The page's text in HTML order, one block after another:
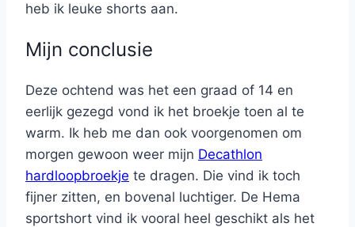
heb ik leuke shorts aan.
Mijn conclusie
Deze ochtend was het een graad of 14 en
eerlijk gezegd vond ik het broekje toen al te
warm. Ik heb me dan ook voorgenomen om
morgen gewoon weer mijn Decathlon
hardloopbroekje te dragen. Die vind ik toch
fijner zitten, en bovenal luchtiger. De Hema
sportshort vind ik vooral heel geschikt als het